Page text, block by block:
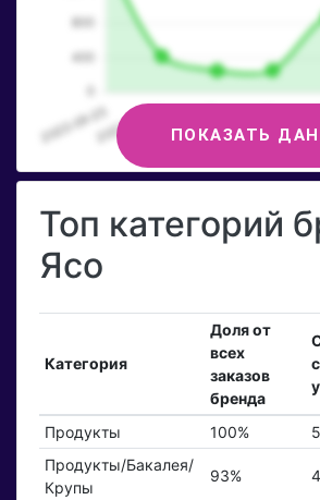
ПОКАЗАТЬ
Топ категорий
Ясо
Категория
Доля от
всех
заказов
бренда
Продукты 100%
Продукты/Бакалея/
Крупы
93%